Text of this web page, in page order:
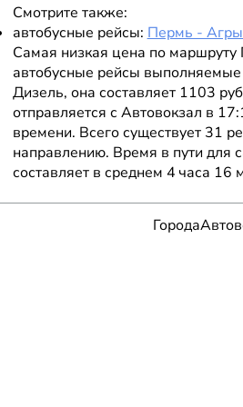
Смотрите также:
автобусные рейсы:Пермь -
Самая низкая цена по
автобусные рейсы
Дизель, она составляет 1103
отправляется с Автовокзал в
времени. Всего существует 31
направлению. Время в пути для
составляет в среднем 4 часа 16
Города